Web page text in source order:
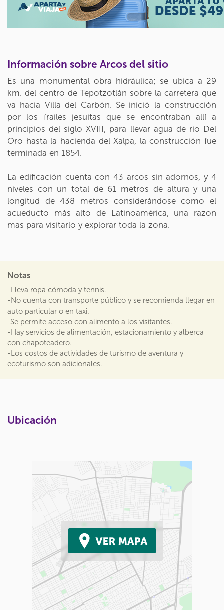
Información sobre Arcos del sitio
Es una monumental obra hidráulica; se ubica a 29
km. del centro de Tepotzotlán sobre la carretera que
va hacia Villa del Carbón. Se inició la construcción
por los frailes jesuitas que se encontraban allí a
principios del siglo XVIII, para llevar agua de rio Del
Oro hasta la hacienda del Xalpa, la construcción fue
terminada en 1854.
La edificación cuenta con 43 arcos sin adornos, y 4
niveles con un total de 61 metros de altura y una
longitud de 438 metros considerándose como el
acueducto más alto de Latinoamérica, una razon
mas para visitarlo y explorar toda la zona.
Notas
-Lleva ropa cómoda y tennis.
-No cuenta con transporte público y se recomienda llegar en
auto particular o en taxi.
-Se permite acceso con alimento a los visitantes.
-Hay servicios de alimentación, estacionamiento y alberca
con chapoteadero.
-Los costos de actividades de turismo de aventura y
ecoturismo son adicionales.
Ubicación